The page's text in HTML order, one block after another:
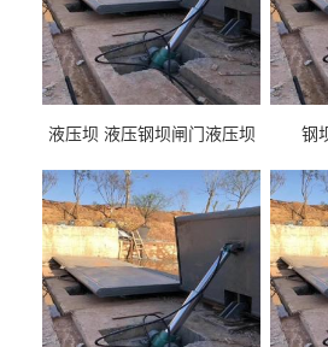
液压坝 液压钢坝闸门液压坝
钢